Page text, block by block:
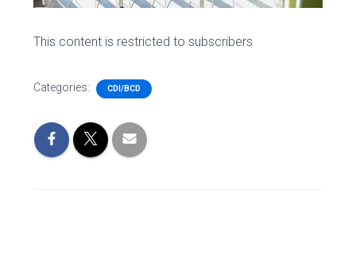
This content is restricted to subscribers
Categories: CDI/BCD